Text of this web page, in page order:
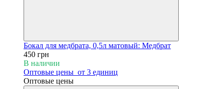
Бокал для медбрата, 0,5л матовый: Медбрат
450 грн
В наличии
Оптовые цены от 3 единиц
Оптовые цены